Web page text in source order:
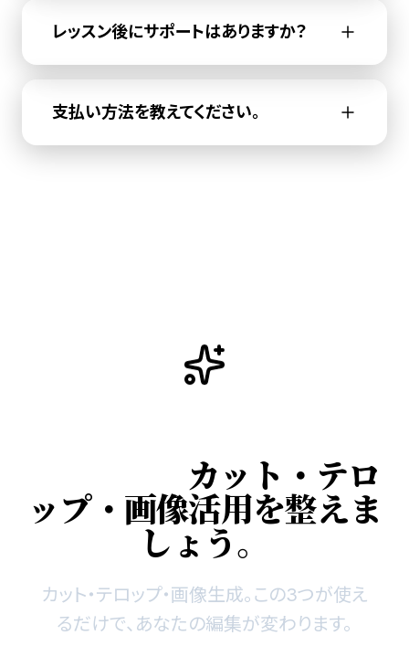
レッスン後にサポートはありますか？
支払い方法を教えてください。
カット・テロ
ップ・画像活用を整えま
しょう。
カット・テロップ・画像生成。 この3つが使え
るだけで、あなたの編集が変わります。